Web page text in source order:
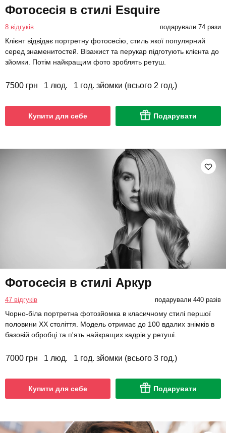
Фотосесія в стилі Esquire
8 відгуків подарували 74 рази
Клієнт відвідає портретну фотосесію, стиль якої популярний
серед знаменитостей. Візажист та перукар підготують клієнта до
зйомки. Потім найкращим фото зроблять ретуш.
7500 грн 1 люд. 1 год. зйомки (всього 2 год.)
Купити для себе Подарувати
Фотосесія в стилі Аркур
47 відгуків подарували 440 разів
Чорно-біла портретна фотозйомка в класичному стилі першої
половини XX століття. Модель отримає до 100 вдалих знімків в
базовій обробці та п'ять найкращих кадрів у ретуші.
7000 грн 1 люд. 1 год. зйомки (всього 3 год.)
Купити для себе Подарувати